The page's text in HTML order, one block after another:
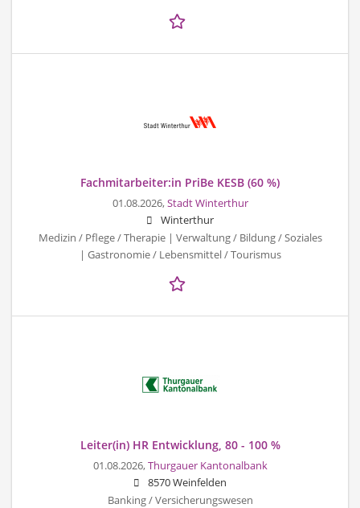
Fachmitarbeiter:in PriBe KESB (60 %)
01.08.2026,Stadt Winterthur
Winterthur
Medizin / Pflege / Therapie | Verwaltung / Bildung / Soziales
| Gastronomie / Lebensmittel / Tourismus
Leiter(in) HR Entwicklung, 80 - 100 %
01.08.2026,Thurgauer Kantonalbank
8570 Weinfelden
Banking / Versicherungswesen